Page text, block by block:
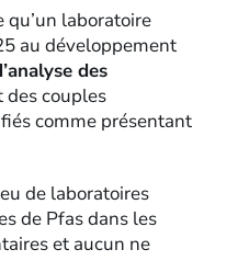
laboratoire
au développement
des
couples
comme présentant
de laboratoires
de Pfas dans les
et aucun ne